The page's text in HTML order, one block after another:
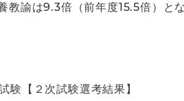
諭は9.3倍（前年度15.5倍）と
験【２次試験選考結果】